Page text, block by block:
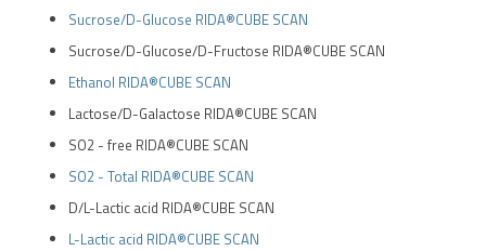
Sucrose/D-Glucose RIDA®CUBE SCAN
Sucrose/D-Glucose/D-Fructose RIDA®CUBE SCAN
Ethanol RIDA®CUBE SCAN
Lactose/D-Galactose RIDA®CUBE SCAN
SO2 - free RIDA®CUBE SCAN
SO2 - Total RIDA®CUBE SCAN
D/L-Lactic acid RIDA®CUBE SCAN
L-Lactic acid RIDA®CUBE SCAN